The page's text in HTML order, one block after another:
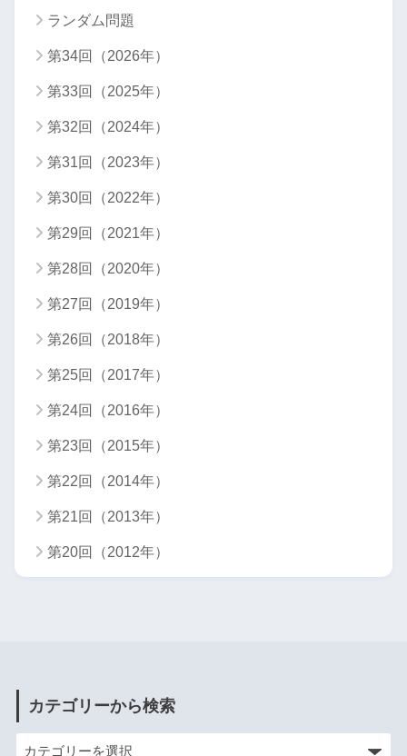
ランダム問題
第34回（2026年）
第33回（2025年）
第32回（2024年）
第31回（2023年）
第30回（2022年）
第29回（2021年）
第28回（2020年）
第27回（2019年）
第26回（2018年）
第25回（2017年）
第24回（2016年）
第23回（2015年）
第22回（2014年）
第21回（2013年）
第20回（2012年）
カテゴリーから検索